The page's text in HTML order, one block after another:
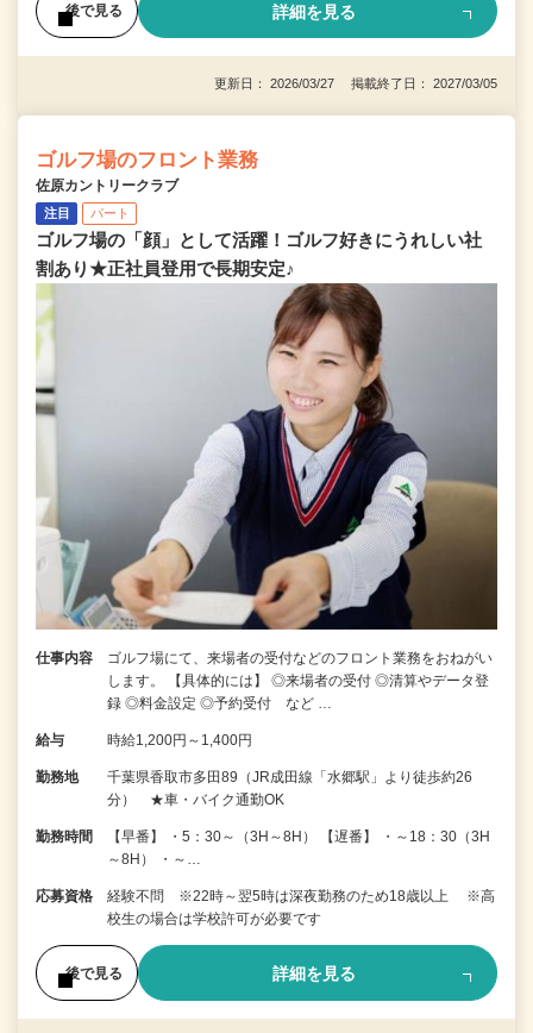
後で見る 詳細を見る
更新日： 2026/03/27 掲載終了日： 2027/03/05
ゴルフ場のフロント業務
佐原カントリークラブ
注目 パート
ゴルフ場の「顔」として活躍！ゴルフ好きにうれしい社
割あり★正社員登用で長期安定♪
仕事内容
ゴルフ場にて、来場者の受付などのフロント業務をおねがい
します。 【具体的には】 ◎来場者の受付 ◎清算やデータ登
録 ◎料金設定 ◎予約受付 など …
給与 時給1,200円～1,400円
勤務地
千葉県香取市多田89（JR成田線「水郷駅」より徒歩約26
分） ★車・バイク通勤OK
勤務時間
【早番】 ・5：30～（3H～8H） 【遅番】 ・～18：30（3H
～8H） ・～…
応募資格
経験不問 ※22時～翌5時は深夜勤務のため18歳以上 ※高
校生の場合は学校許可が必要です
後で見る 詳細を見る